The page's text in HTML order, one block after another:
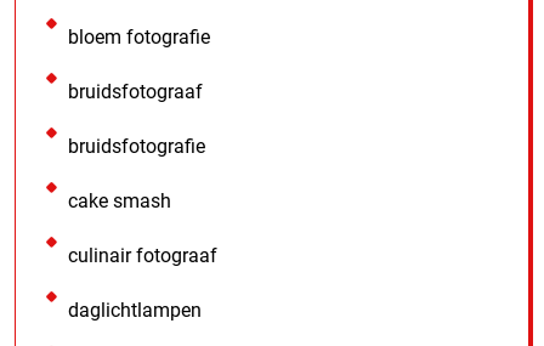
bloem fotografie
bruidsfotograaf
bruidsfotografie
cake smash
culinair fotograaf
daglichtlampen